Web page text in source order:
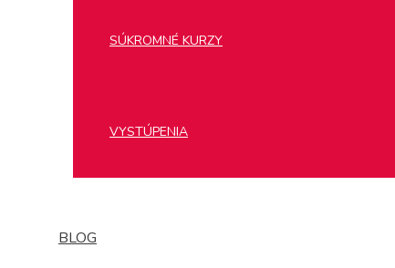
SÚKROMNÉ KURZY
VYSTÚPENIA
BLOG